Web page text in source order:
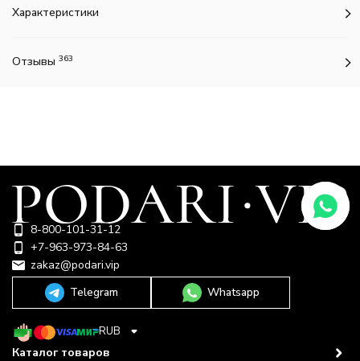
Характеристики
Отзывы 363
8-800-101-31-12
+7-963-973-84-63
zakaz@podari.vip
Telegram
Whatsapp
RUB
Каталог товаров